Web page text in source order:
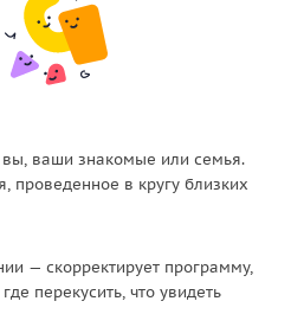
— приверженицей
опытом проведения
которая отличается по
. Вы рассмотрите личные
плантации в долине, где
вы, ваши знакомые или семья.
проведенное в кругу близких
— скорректирует программу,
перекусить, что увидеть